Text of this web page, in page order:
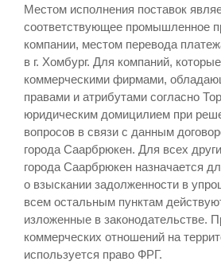
Местом исполнения поставок
соответствующее промышленное
компании, местом перевода
в г. Хомбург. Для компаний,
коммерческими фирмами,
правами и атрибутами согласно
юридическим домицилием при
вопросов в связи с данным
города Саарбрюкен. Для всех
города Саарбрюкен назначается
о взыскании задолженности в
всем остальным пунктам
изложенные в законодательстве.
коммерческих отношений на
используется право ФРГ.